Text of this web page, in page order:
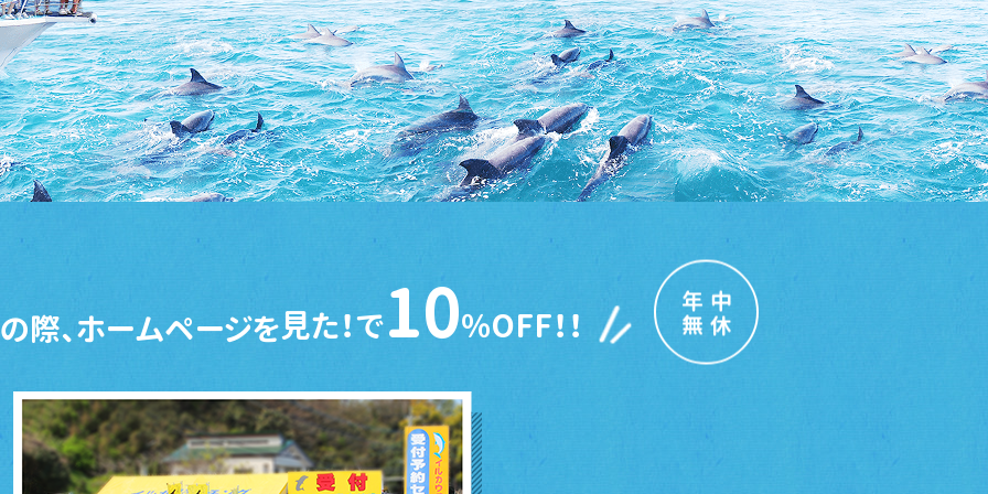
年中
無休
際、ホームページを見た！で10％OFF！！